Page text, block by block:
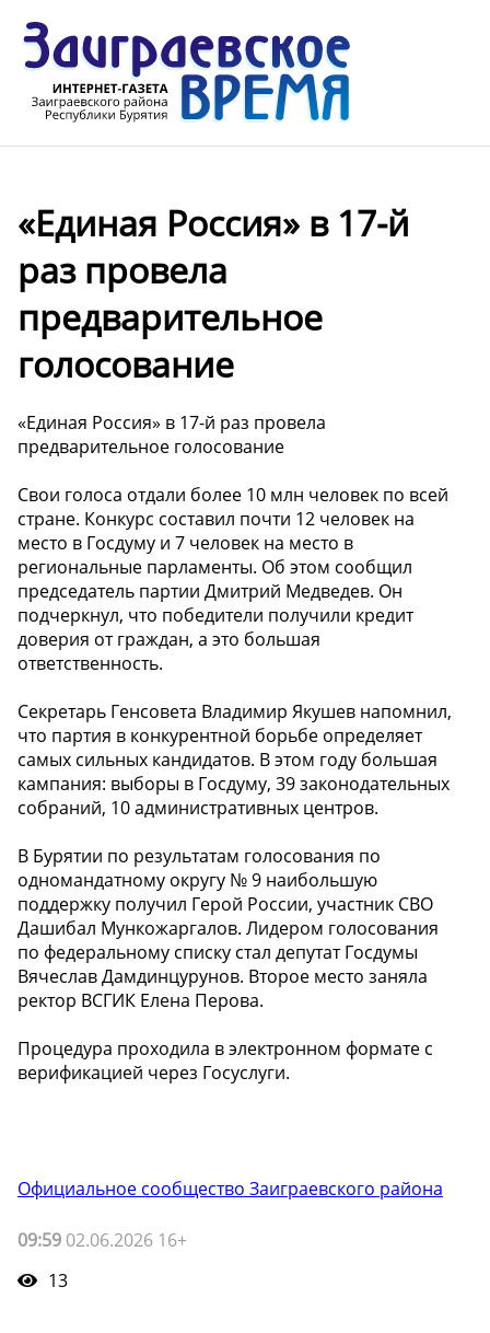
«Единая Россия» в 17-й
раз провела
предварительное
голосование
«Единая Россия» в 17-й раз провела
предварительное голосование
Свои голоса отдали более 10 млн человек по всей
стране. Конкурс составил почти 12 человек на
место в Госдуму и 7 человек на место в
региональные парламенты. Об этом сообщил
председатель партии Дмитрий Медведев. Он
подчеркнул, что победители получили кредит
доверия от граждан, а это большая
ответственность.
Секретарь Генсовета Владимир Якушев напомнил,
что партия в конкурентной борьбе определяет
самых сильных кандидатов. В этом году большая
кампания: выборы в Госдуму, 39 законодательных
собраний, 10 административных центров.
В Бурятии по результатам голосования по
одномандатному округу № 9 наибольшую
поддержку получил Герой России, участник СВО
Дашибал Мункожаргалов. Лидером голосования
по федеральному списку стал депутат Госдумы
Вячеслав Дамдинцурунов. Второе место заняла
ректор ВСГИК Елена Перова.
Процедура проходила в электронном формате с
верификацией через Госуслуги.
Официальное сообщество Заиграевского района
09:59 02.06.2026 16+
13